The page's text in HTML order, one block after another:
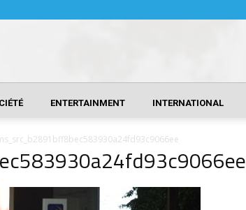
ENTERTAINMENT INTERNATIONAL